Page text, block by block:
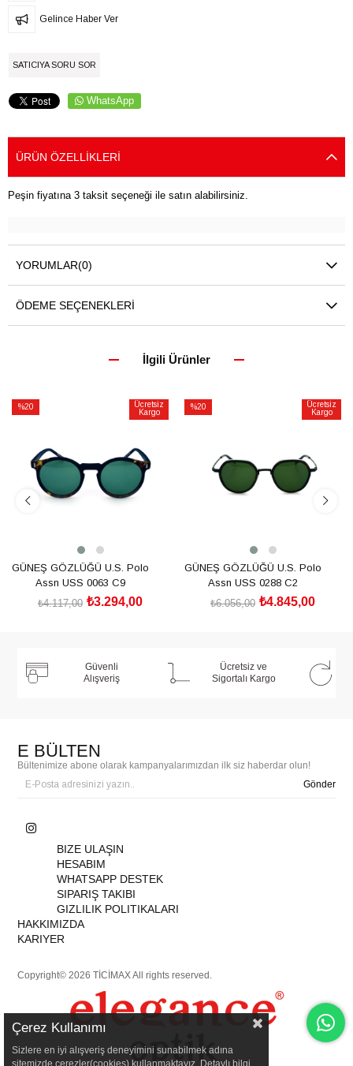
Gelince Haber Ver
SATICIYA SORU SOR
WhatsApp
ÜRÜN ÖZELLIKLERI
Peşin fiyatına 3 taksit seçeneği ile satın alabilirsiniz.
YORUMLAR(0)
ÖDEME SEÇENEKLERI
İlgili Ürünler
%20
Ücretsiz
Kargo
GÜNEŞ GÖZLÜĞÜ U.S. Polo
Assn USS 0063 C9
₺3.294,00
₺4.117,00
%20
Ücretsiz
Kargo
GÜNEŞ GÖZLÜĞÜ U.S. Polo
Assn USS 0288 C2
₺4.845,00
₺6.056,00
Güvenli
Alışveriş
Ücretsiz ve
Sigortalı Kargo
E BÜLTEN
Bültenimize abone olarak kampanyalarımızdan ilk siz haberdar olun!
Gönder
BIZE ULAŞIN
HESABIM
WHATSAPP DESTEK
SIPARIŞ TAKIBI
GIZLILIK POLITIKALARI
HAKKIMIZDA
KARIYER
Copyright© 2026 TİCİMAX All rights reserved.
Çerez Kullanımı
Sizlere en iyi alışveriş deneyimini sunabilmek adına
sitemizde çerezler(cookies) kullanmaktayız. Detaylı bilgi